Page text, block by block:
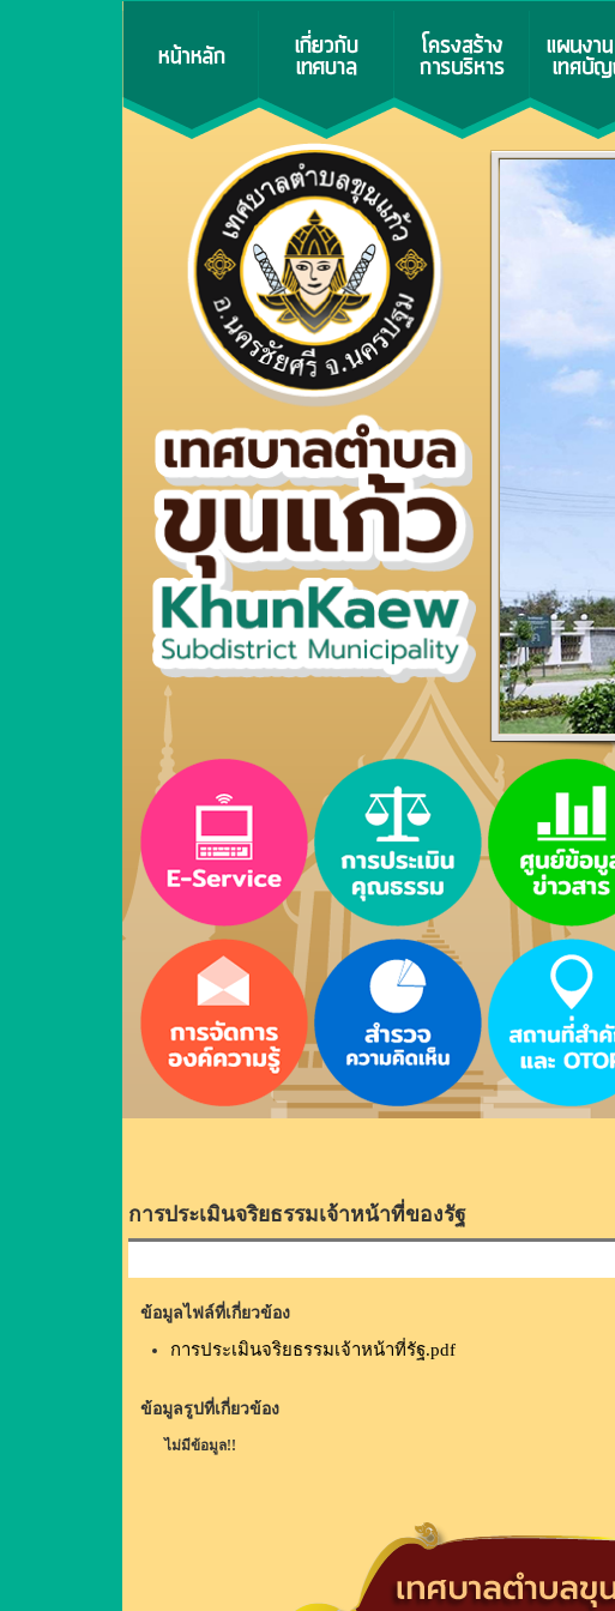
การประเมินจริยธรรมเจ้าหน้าที่ของรัฐ
ข้อมูลไฟล์ที่เกี่ยวข้อง
การประเมินจริยธรรมเจ้าหน้าที่รัฐ.pdf
ข้อมูลรูปที่เกี่ยวข้อง
ไม่มีข้อมูล!!